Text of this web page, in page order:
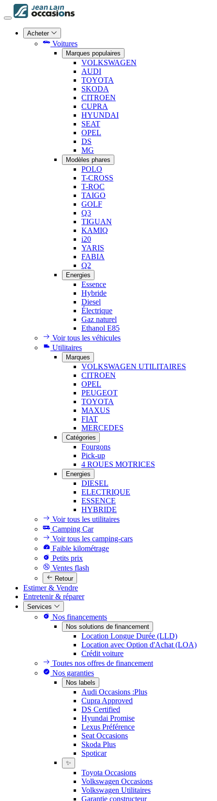
Acheter
Voitures
Marques populaires
VOLKSWAGEN
AUDI
TOYOTA
SKODA
CITROEN
CUPRA
HYUNDAI
SEAT
OPEL
DS
MG
Modèles phares
POLO
T-CROSS
T-ROC
TAIGO
GOLF
Q3
TIGUAN
KAMIQ
i20
YARIS
FABIA
Q2
Energies
Essence
Hybride
Diesel
Électrique
Gaz naturel
Ethanol E85
Voir tous les véhicules
Utilitaires
Marques
VOLKSWAGEN UTILITAIRES
CITROEN
OPEL
PEUGEOT
TOYOTA
MAXUS
FIAT
MERCEDES
Catégories
Fourgons
Pick-up
4 ROUES MOTRICES
Energies
DIESEL
ELECTRIQUE
ESSENCE
HYBRIDE
Voir tous les utilitaires
Camping Car
Voir tous les camping-cars
Faible kilométrage
Petits prix
Ventes flash
Retour
Estimer & Vendre
Entretenir & réparer
Services
Nos financements
Nos solutions de financement
Location Longue Durée (LLD)
Location avec Option d'Achat (LOA)
Crédit voiture
Toutes nos offres de financement
Nos garanties
Nos labels
Audi Occasions :Plus
Cupra Approved
DS Certified
Hyundai Promise
Lexus Préférence
Seat Occasions
Skoda Plus
Spoticar
✨
Toyota Occasions
Volkswagen Occasions
Volkswagen Utilitaires
Garantie constructeur